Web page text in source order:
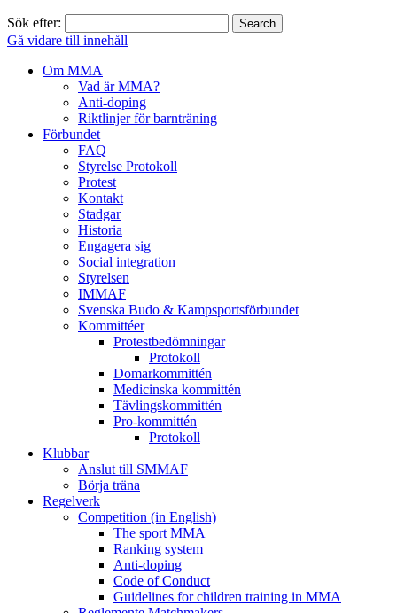
Sök efter:
Gå vidare till innehåll
Om MMA
Vad är MMA?
Anti-doping
Riktlinjer för barnträning
Förbundet
FAQ
Styrelse Protokoll
Protest
Kontakt
Stadgar
Historia
Engagera sig
Social integration
Styrelsen
IMMAF
Svenska Budo & Kampsportsförbundet
Kommittéer
Protestbedömningar
Protokoll
Domarkommittén
Medicinska kommittén
Tävlingskommittén
Pro-kommittén
Protokoll
Klubbar
Anslut till SMMAF
Börja träna
Regelverk
Competition (in English)
The sport MMA
Ranking system
Anti-doping
Code of Conduct
Guidelines for children training in MMA